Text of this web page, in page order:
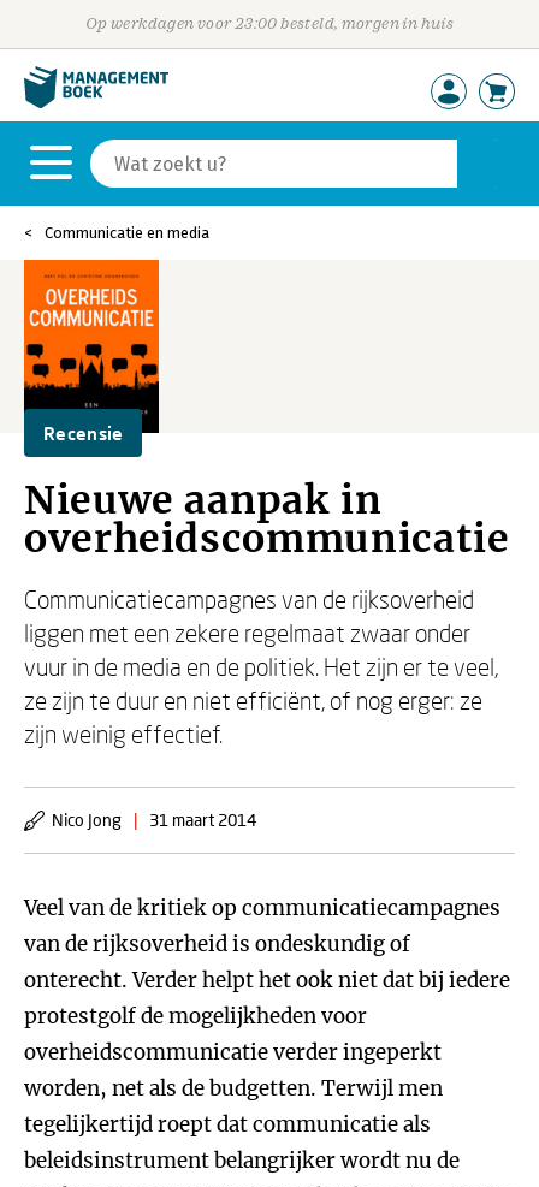
Op werkdagen voor 23:00 besteld, morgen in huis
Communicatie en media
Recensie
Nieuwe aanpak in
overheidscommunicatie
Communicatiecampagnes van de rijksoverheid
liggen met een zekere regelmaat zwaar onder
vuur in de media en de politiek. Het zijn er te veel,
ze zijn te duur en niet efficiënt, of nog erger: ze
zijn weinig effectief.
Nico Jong | 31 maart 2014
Veel van de kritiek op communicatiecampagnes
van de rijksoverheid is ondeskundig of
onterecht. Verder helpt het ook niet dat bij iedere
protestgolf de mogelijkheden voor
overheidscommunicatie verder ingeperkt
worden, net als de budgetten. Terwijl men
tegelijkertijd roept dat communicatie als
beleidsinstrument belangrijker wordt nu de